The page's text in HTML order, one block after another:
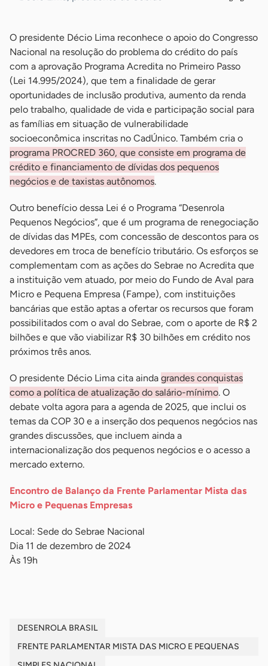
O presidente Décio Lima reconhece o apoio do Congresso
Nacional na resolução do problema do crédito do país
com a aprovação Programa Acredita no Primeiro Passo
(Lei 14.995/2024), que tem a finalidade de gerar
oportunidades de inclusão produtiva, aumento da renda
pelo trabalho, qualidade de vida e participação social para
as famílias em situação de vulnerabilidade
socioeconômica inscritas no CadÚnico. Também cria o
programa PROCRED 360, que consiste em programa de
crédito e financiamento de dívidas dos pequenos
negócios e de taxistas autônomos.
Outro benefício dessa Lei é o Programa “Desenrola
Pequenos Negócios”, que é um programa de renegociação
de dívidas das MPEs, com concessão de descontos para os
devedores em troca de benefício tributário. Os esforços se
complementam com as ações do Sebrae no Acredita que
a instituição vem atuado, por meio do Fundo de Aval para
Micro e Pequena Empresa (Fampe), com instituições
bancárias que estão aptas a ofertar os recursos que foram
possibilitados com o aval do Sebrae, com o aporte de R$ 2
bilhões e que vão viabilizar R$ 30 bilhões em crédito nos
próximos três anos.
O presidente Décio Lima cita ainda grandes conquistas
como a política de atualização do salário-mínimo. O
debate volta agora para a agenda de 2025, que inclui os
temas da COP 30 e a inserção dos pequenos negócios nas
grandes discussões, que incluem ainda a
internacionalização dos pequenos negócios e o acesso a
mercado externo.
Encontro de Balanço da Frente Parlamentar Mista das
Micro e Pequenas Empresas
Local: Sede do Sebrae Nacional
Dia 11 de dezembro de 2024
Às 19h
DESENROLA BRASIL
FRENTE PARLAMENTAR MISTA DAS MICRO E PEQUENAS